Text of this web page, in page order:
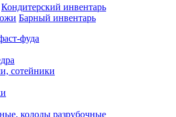
Кондитерский инвентарь
Барный инвентарь
фуда
сотейники
колоды разрубочные